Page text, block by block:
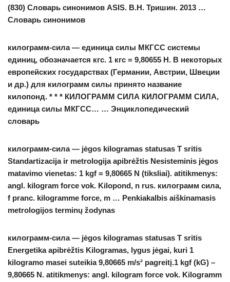
(830) Словарь синонимов ASIS. В.Н. Тришин. 2013 …
Словарь синонимов
килограмм-сила— единица силы МКГСС системы
единиц, обозначается кгс. 1 кгс = 9,80655 Н. В некоторых
европейских государствах (Германии, Австрии, Швеции
и др.) для килограмм силы принято название
килопонд. * * * КИЛОГРАММ СИЛА КИЛОГРАММ СИЛА,
единица силы МКГСС… … Энциклопедический
словарь
килограмм-сила— jėgos kilogramas statusas T sritis
Standartizacija ir metrologija apibrėžtis Nesisteminis jėgos
matavimo vienetas: 1 kgf = 9,80665 N (tiksliai). atitikmenys:
angl. kilogram force vok. Kilopond, n rus. килограмм сила,
f pranc. kilogramme force, m … Penkiakalbis aiškinamasis
metrologijos terminų žodynas
килограмм-сила— jėgos kilogramas statusas T sritis
Energetika apibrėžtis Kilogramas, lygus jėgai, kuri 1
kilogramo masei suteikia 9,80665 m/s² pagreitį.1 kgf (kG) –
9,80665 N. atitikmenys: angl. kilogram force vok. Kilogramm